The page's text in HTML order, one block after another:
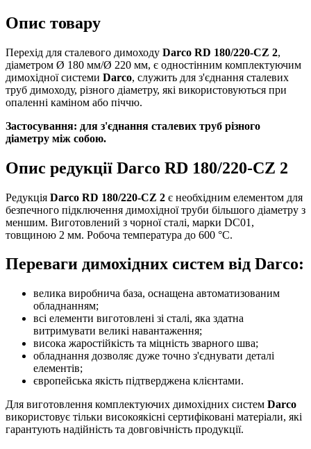
Опис товару
Перехід для сталевого димоходу Darco RD 180/220-CZ 2,
діаметром Ø 180 мм/Ø 220 мм, є одностінним комплектуючим
димохідної системи Darco, служить для з'єднання сталевих
труб димоходу, різного діаметру, які використовуються при
опаленні каміном або піччю.
Застосування: для з'єднання сталевих труб різного
діаметру між собою.
Опис редукції Darco RD 180/220-CZ 2
Редукція Darco RD 180/220-CZ 2 є необхідним елементом для
безпечного підключення димохідної труби більшого діаметру з
меншим. Виготовлений з чорної сталі, марки DC01,
товщиною 2 мм. Робоча температура до 600 °С.
Переваги димохідних систем від Darco:
велика виробнича база, оснащена автоматизованим
обладнанням;
всі елементи виготовлені зі сталі, яка здатна
витримувати великі навантаження;
висока жаростійкість та міцність зварного шва;
обладнання дозволяє дуже точно з'єднувати деталі
елементів;
європейська якість підтверджена клієнтами.
Для виготовлення комплектуючих димохідних систем Darco
використовує тільки високоякісні сертифіковані матеріали, які
гарантують надійність та довговічність продукції.